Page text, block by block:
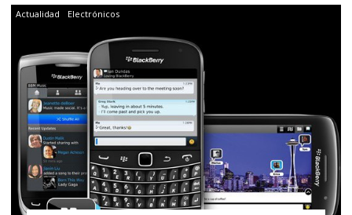
Actualidad Electrónicos